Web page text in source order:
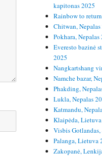
kapitonas 2025
Rainbow to return
Chitwan,
Pokhara, Nepalas
Everesto bazinė
2025
Nangkartshang
Namche bazar,
Phakding,
Lukla, Nepalas
Katmandu,
Klaipėda,
Visbis
Palanga, Lietuva
Zakopanė,